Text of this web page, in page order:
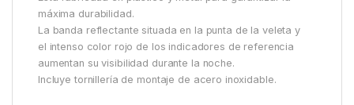
máxima durabilidad.
La banda reflectante situada en la punta de la veleta y
el intenso color rojo de los indicadores de referencia
aumentan su visibilidad durante la noche.
Incluye tornillería de montaje de acero inoxidable.